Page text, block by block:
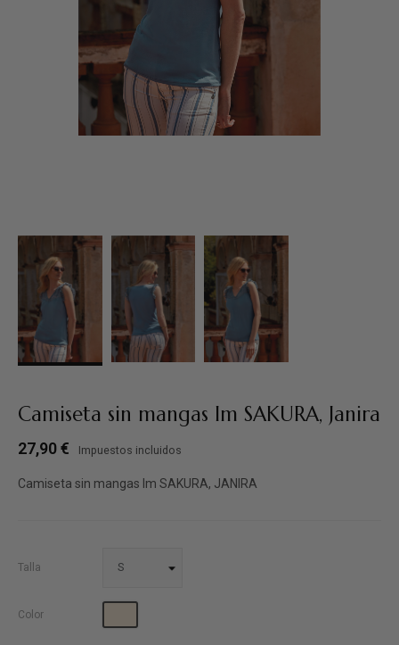
Camiseta sin mangas Im SAKURA, Janira
27,90 € Impuestos incluidos
Camiseta sin mangas Im SAKURA, JANIRA
Talla
Color